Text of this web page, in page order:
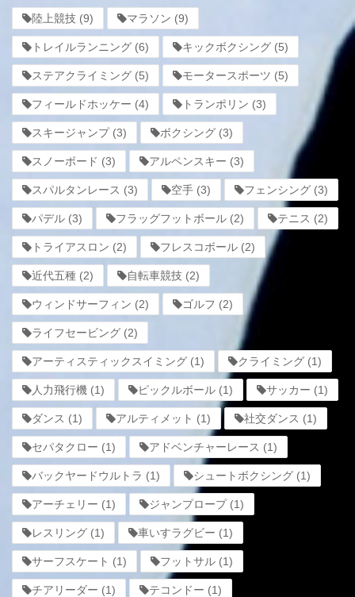
陸上競技 (9) マラソン (9)
トレイルランニング (6) キックボクシング (5)
ステアクライミング (5) モータースポーツ (5)
フィールドホッケー (4) トランポリン (3)
スキージャンプ(3) ボクシング (3)
スノーボード (3) アルペンスキー (3)
スパルタンレース (3) 空手 (3) フェンシング (3)
パデル (3) フラッグフットボール (2) テニス (2)
トライアスロン (2) フレスコボール (2)
近代五種 (2) 自転車競技 (2)
ウィンドサーフィン (2) ゴルフ (2)
ライフセービング (2)
アーティスティックスイミング (1) クライミング (1)
人力飛行機 (1) ピックルボール (1) サッカー (1)
ダンス (1) アルティメット (1) 社交ダンス (1)
セパタクロー (1) アドベンチャーレース (1)
バックヤードウルトラ (1) シュートボクシング (1)
アーチェリー (1) ジャンプロープ(1)
レスリング (1) 車いすラグビー (1)
サーフスケート (1) フットサル (1)
チアリーダー (1) テコンドー (1)